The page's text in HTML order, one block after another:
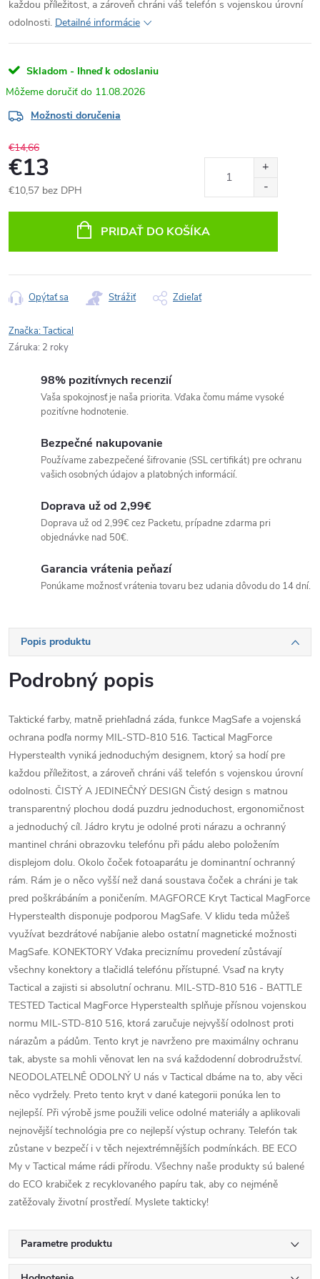
každou příležitost, a zároveň chráni váš telefón s vojenskou úrovní
odolnosti. Detailné informácie
Skladom - Ihneď k odoslaniu
11.08.2026
Možnosti doručenia
€14,66
€13
€10,57 bez DPH
PRIDAŤ DO KOŠÍKA
Opýtať sa Strážiť Zdieľať
Značka:Tactical
Záruka: 2 roky
98% pozitívnych recenzií
Vaša spokojnosť je naša priorita. Vďaka čomu máme vysoké
pozitívne hodnotenie.
Bezpečné nakupovanie
Používame zabezpečené šifrovanie (SSL certifikát) pre ochranu
vašich osobných údajov a platobných informácií.
Doprava už od 2,99€
Doprava už od 2,99€ cez Packetu, prípadne zdarma pri
objednávke nad 50€.
Garancia vrátenia peňazí
Ponúkame možnosť vrátenia tovaru bez udania dôvodu do 14 dní.
Popis produktu
Podrobný popis
Taktické farby, matně priehľadná záda, funkce MagSafe a vojenská
ochrana podľa normy MIL-STD-810 516. Tactical MagForce
Hyperstealth vyniká jednoduchým designem, ktorý sa hodí pre
každou příležitost, a zároveň chráni váš telefón s vojenskou úrovní
odolnosti. ČISTÝ A JEDINEČNÝ DESIGN Čistý design s matnou
transparentný plochou dodá puzdru jednoduchost, ergonomičnost
a jednoduchý cíl. Jádro krytu je odolné proti nárazu a ochranný
mantinel chráni obrazovku telefónu při pádu alebo položením
displejom dolu. Okolo čoček fotoaparátu je dominantní ochranný
rám. Rám je o něco vyšší než daná soustava čoček a chráni je tak
pred poškrábáním a poničením. MAGFORCE Kryt Tactical MagForce
Hyperstealth disponuje podporou MagSafe. V klidu teda můžeš
využívat bezdrátové nabíjanie alebo ostatní magnetické možnosti
MagSafe. KONEKTORY Vďaka preciznímu provedení zůstávají
všechny konektory a tlačidlá telefónu přístupné. Vsaď na kryty
Tactical a zajisti si absolutní ochranu. MIL-STD-810 516 - BATTLE
TESTED Tactical MagForce Hyperstealth splňuje přísnou vojenskou
normu MIL-STD-810 516, ktorá zaručuje nejvyšší odolnost proti
nárazům a pádům. Tento kryt je navrženo pre maximálny ochranu
tak, abyste sa mohli věnovat len na svá každodenní dobrodružství.
NEODOLATELNĚ ODOLNÝ U nás v Tactical dbáme na to, aby věci
něco vydržely. Preto tento kryt v dané kategorii ponúka len to
nejlepší. Při výrobě jsme použili velice odolné materiály a aplikovali
nejnovější technológia pre co nejlepší výstup ochrany. Telefón tak
zůstane v bezpečí i v těch nejextrémnějších podmínkách. BE ECO
My v Tactical máme rádi přírodu. Všechny naše produkty sú balené
do ECO krabiček z recyklovaného papíru tak, aby co nejméně
zatěžovaly životní prostředí. Myslete takticky!
Parametre produktu